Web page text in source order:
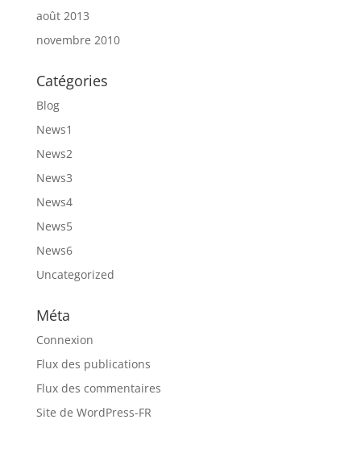
août 2013
novembre 2010
Catégories
Blog
News1
News2
News3
News4
News5
News6
Uncategorized
Méta
Connexion
Flux des publications
Flux des commentaires
Site de WordPress-FR